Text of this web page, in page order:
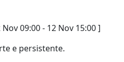
09:00 - 12 Nov 15:00 ]
e persistente.